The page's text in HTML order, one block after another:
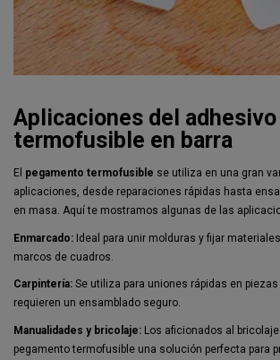
Aplicaciones del adhesivo
termofusible en barra
El pegamento termofusible se utiliza en una gran
aplicaciones, desde reparaciones rápidas hasta
en masa. Aquí te mostramos algunas de las
Enmarcado: Ideal para unir molduras y fijar
marcos de cuadros.
Carpintería: Se utiliza para uniones rápidas en
requieren un ensamblado seguro.
Manualidades y bricolaje: Los aficionados al
pegamento termofusible una solución perfecta para